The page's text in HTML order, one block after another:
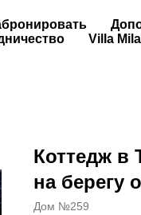
Villa
Коттедж в
на берегу
Дом №259